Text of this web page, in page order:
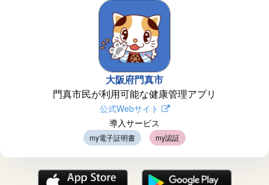
大阪府門真市
門真市民が利用可能な健康管理アプリ
公式Webサイト
導入サービス
my電子証明書 my認証